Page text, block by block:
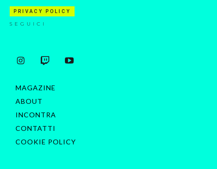
PRIVACY POLICY
SEGUICI
MAGAZINE
ABOUT
INCONTRA
CONTATTI
COOKIE POLICY